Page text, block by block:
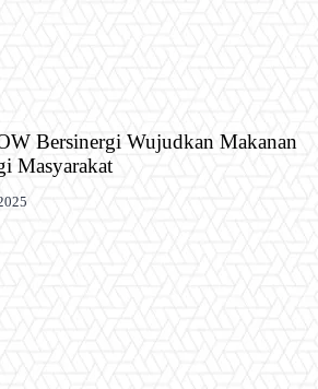
Bersinergi Wujudkan Makanan
Masyarakat